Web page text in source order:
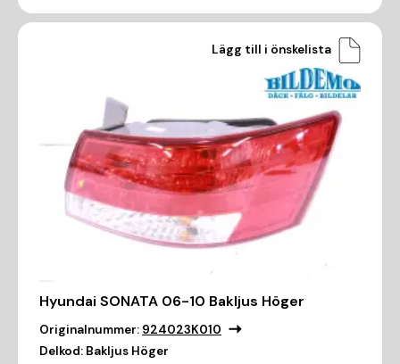
Lägg till i önskelista
Hyundai SONATA 06-10 Bakljus Höger
Originalnummer: 924023K010
Delkod: Bakljus Höger